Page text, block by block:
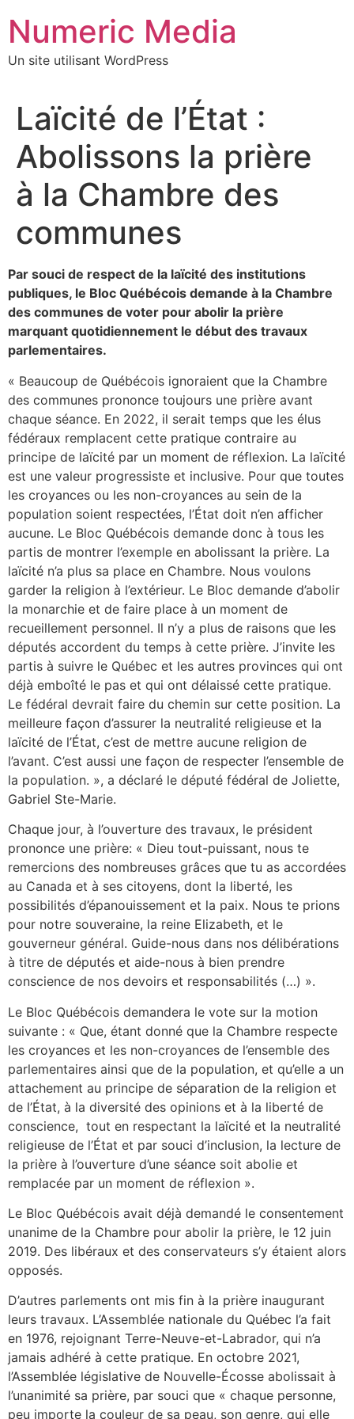
contenu
Numeric Media
Un site utilisant WordPress
Laïcité de l’État :
Abolissons la prière
à la Chambre des
communes
Par souci de respect de la laïcité des institutions
publiques, le Bloc Québécois demande à la Chambre
des communes de voter pour abolir la prière
marquant quotidiennement le début des travaux
parlementaires.
« Beaucoup de Québécois ignoraient que la Chambre
des communes prononce toujours une prière avant
chaque séance. En 2022, il serait temps que les élus
fédéraux remplacent cette pratique contraire au
principe de laïcité par un moment de réflexion. La laïcité
est une valeur progressiste et inclusive. Pour que toutes
les croyances ou les non-croyances au sein de la
population soient respectées, l’État doit n’en afficher
aucune. Le Bloc Québécois demande donc à tous les
partis de montrer l’exemple en abolissant la prière. La
laïcité n’a plus sa place en Chambre. Nous voulons
garder la religion à l’extérieur. Le Bloc demande d’abolir
la monarchie et de faire place à un moment de
recueillement personnel. Il n’y a plus de raisons que les
députés accordent du temps à cette prière. J’invite les
partis à suivre le Québec et les autres provinces qui ont
déjà emboîté le pas et qui ont délaissé cette pratique.
Le fédéral devrait faire du chemin sur cette position. La
meilleure façon d’assurer la neutralité religieuse et la
laïcité de l’État, c’est de mettre aucune religion de
l’avant. C’est aussi une façon de respecter l’ensemble de
la population. », a déclaré le député fédéral de Joliette,
Gabriel Ste-Marie.
Chaque jour, à l’ouverture des travaux, le président
prononce une prière: « Dieu tout-puissant, nous te
remercions des nombreuses grâces que tu as accordées
au Canada et à ses citoyens, dont la liberté, les
possibilités d’épanouissement et la paix. Nous te prions
pour notre souveraine, la reine Elizabeth, et le
gouverneur général. Guide-nous dans nos délibérations
à titre de députés et aide-nous à bien prendre
conscience de nos devoirs et responsabilités (…) ».
Le Bloc Québécois demandera le vote sur la motion
suivante : « Que, étant donné que la Chambre respecte
les croyances et les non-croyances de l’ensemble des
parlementaires ainsi que de la population, et qu’elle a un
attachement au principe de séparation de la religion et
de l’État, à la diversité des opinions et à la liberté de
conscience, tout en respectant la laïcité et la neutralité
religieuse de l’État et par souci d’inclusion, la lecture de
la prière à l’ouverture d’une séance soit abolie et
remplacée par un moment de réflexion ».
Le Bloc Québécois avait déjà demandé le consentement
unanime de la Chambre pour abolir la prière, le 12 juin
2019. Des libéraux et des conservateurs s’y étaient alors
opposés.
D’autres parlements ont mis fin à la prière inaugurant
leurs travaux. L’Assemblée nationale du Québec l’a fait
en 1976, rejoignant Terre-Neuve-et-Labrador, qui n’a
jamais adhéré à cette pratique. En octobre 2021,
l’Assemblée législative de Nouvelle-Écosse abolissait à
l’unanimité sa prière, par souci que « chaque personne,
peu importe la couleur de sa peau, son genre, qui elle